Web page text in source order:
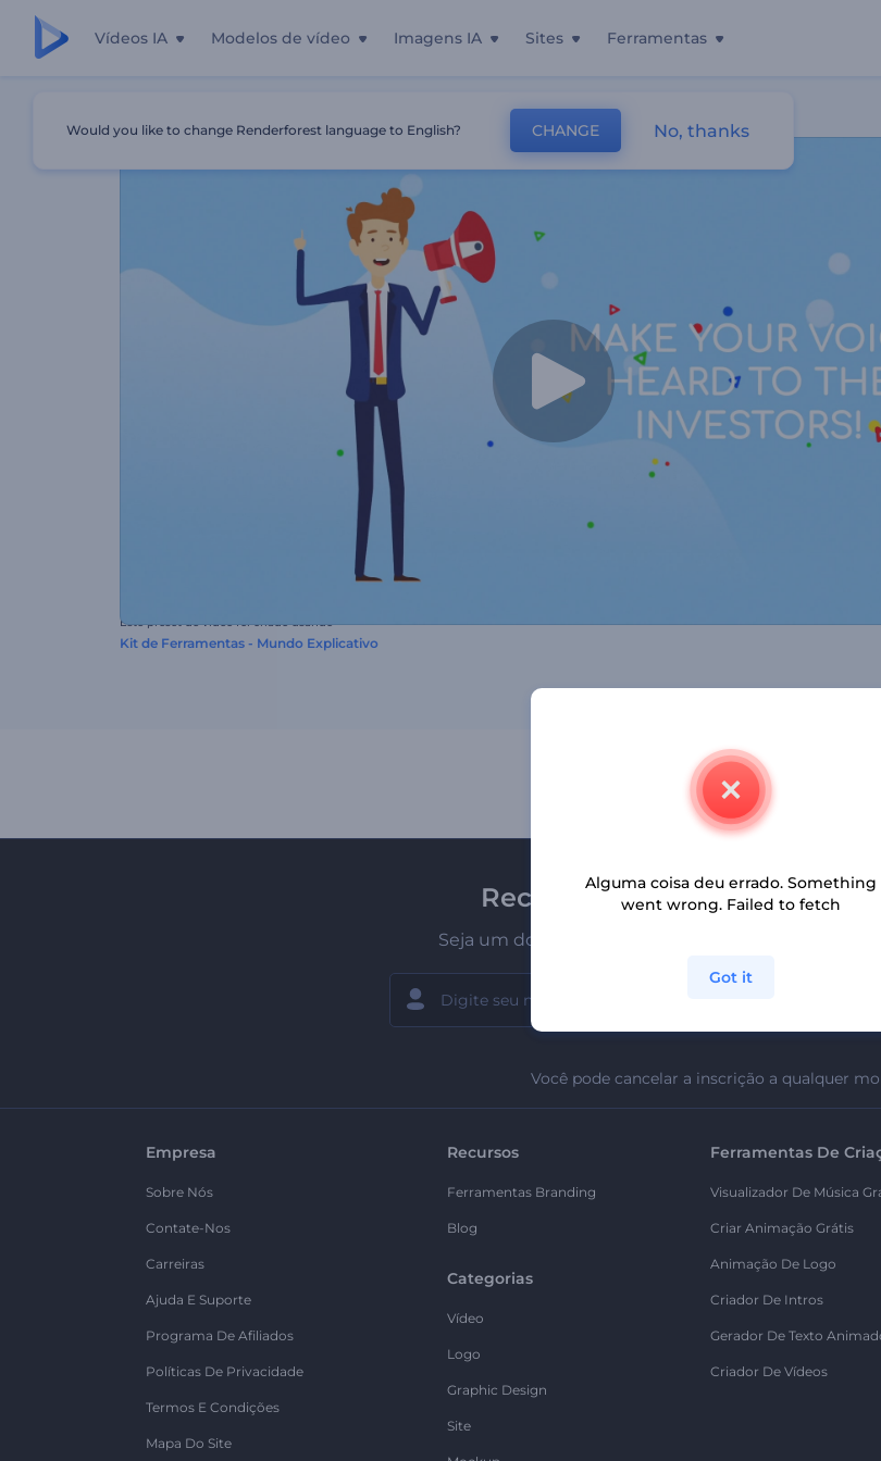
Vídeos IA Modelos de vídeo Imagens IA Sites Ferramentas
Dicas Para Um Empreendimento Empresarial Sustentável
Este preset de vídeo foi criado usando
Kit de Ferramentas - Mundo Explicativo
Receba a newsletter da
Seja um dos primeiros a receber nossas últimas
Você pode cancelar a inscrição a qualquer
Empresa
Sobre Nós
Contate-Nos
Carreiras
Ajuda E Suporte
Programa De Afiliados
Políticas De Privacidade
Termos E Condições
Mapa Do Site
Recursos
Ferramentas Branding
Blog
Categorias
Vídeo
Logo
Graphic Design
Site
Ferramentas De
Visualizador De Música
Criar Animação Grátis
Animação De Logo
Criador De Intros
Gerador De Texto
Criador De Vídeos
Would you like to change Renderforest language to English? CHANGE No, thanks
Alguma coisa deu errado. Something
went wrong. Failed to fetch
Got it